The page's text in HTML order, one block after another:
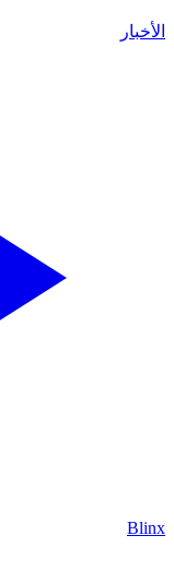
الأخبار
Blinx